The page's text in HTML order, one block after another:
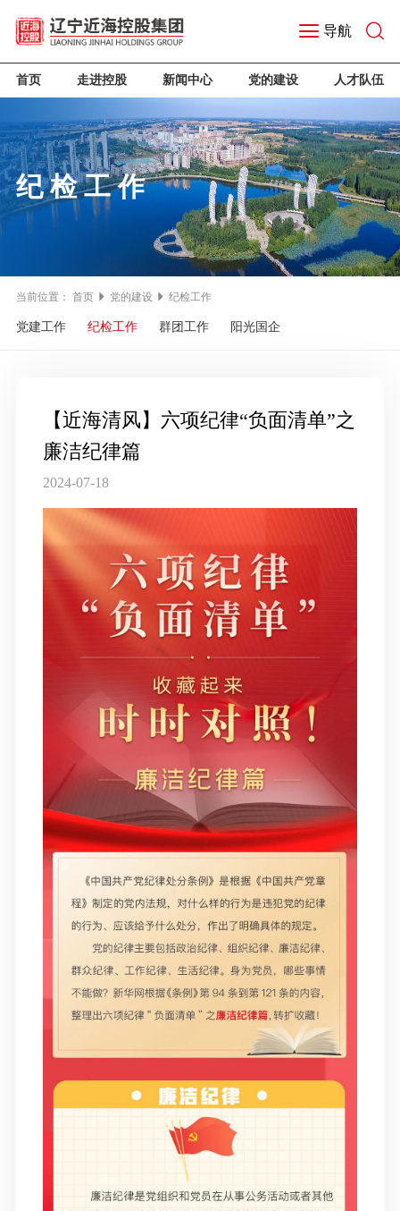
导航
首页 走进控股 新闻中心 党的建设 人才队伍
纪检工作
当前位置： 首页 党的建设 纪检工作
党建工作 纪检工作 群团工作 阳光国企
【近海清风】六项纪律“负面清单”之
廉洁纪律篇
2024-07-18